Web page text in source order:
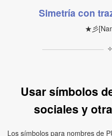
Simetría con
★彡
✧
Usar símbolos
sociales y
Los símbolos para nombres de